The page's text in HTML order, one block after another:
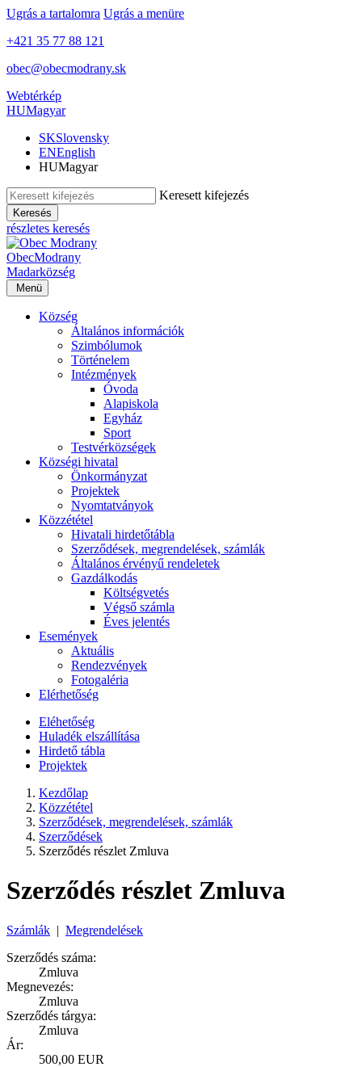
Ugrás a tartalomra Ugrás a menüre
+421 35 77 88 121
obec@obecmodrany.sk
Webtérkép
HUMagyar
SKSlovensky
ENEnglish
HUMagyar
Keresett kifejezés
Keresés
részletes keresés
ObecModrany
Madarközség
Menü
Község
Általános információk
Szimbólumok
Történelem
Intézmények
Óvoda
Alapiskola
Egyház
Sport
Testvérközségek
Községi hivatal
Önkormányzat
Projektek
Nyomtatványok
Közzététel
Hivatali hirdetőtábla
Szerződések, megrendelések, számlák
Általános érvényű rendeletek
Gazdálkodás
Költségvetés
Végső számla
Éves jelentés
Események
Aktuális
Rendezvények
Fotogaléria
Elérhetőség
Eléhetőség
Huladék elszállítása
Hirdető tábla
Projektek
Kezdőlap
Közzététel
Szerződések, megrendelések, számlák
Szerződések
Szerződés részlet Zmluva
Szerződés részlet Zmluva
Számlák | Megrendelések
Szerződés száma:
Zmluva
Megnevezés:
Zmluva
Szerződés tárgya:
Zmluva
Ár:
500,00 EUR